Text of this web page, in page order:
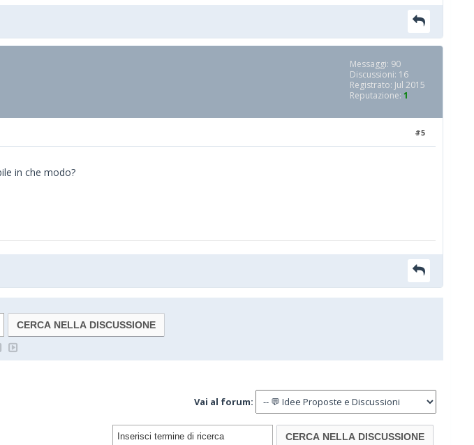
Messaggi: 90
Discussioni: 16
Registrato: Jul 2015
Reputazione: 1
#5
in che modo?
Vai al forum: